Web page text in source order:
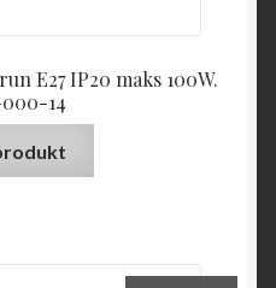
E27 IP20 maks 100W.
000-14